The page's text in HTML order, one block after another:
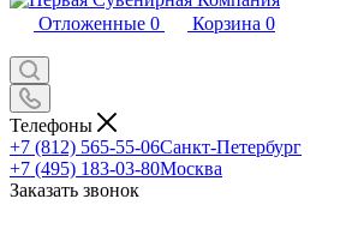
Отложенные 0 Корзина 0
Телефоны
+7 (812) 565-55-06Санкт-Петербург
+7 (495) 183-03-80Москва
Заказать звонок